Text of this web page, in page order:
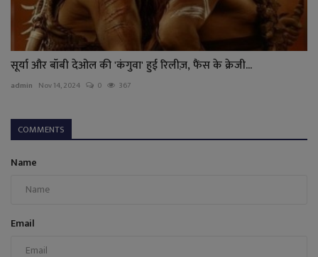
सूर्या और बॉबी देओल की 'कंगुवा' हुई रिलीज़, फैंस के क्रेजी...
admin Nov 14, 2024 0 367
COMMENTS
Name
Email